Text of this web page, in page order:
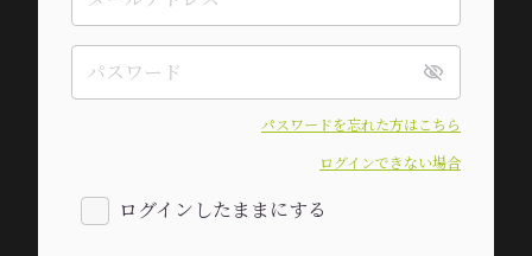
パスワードを忘れた方はこちら
ログインできない場合
ログインしたままにする